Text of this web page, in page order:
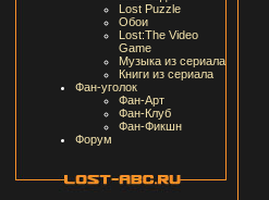
Lost Puzzle
Обои
Lost:The Video
Game
Музыка из сериала
Книги из сериала
Фан-уголок
Фан-Арт
Фан-Клуб
Фан-Фикшн
Форум